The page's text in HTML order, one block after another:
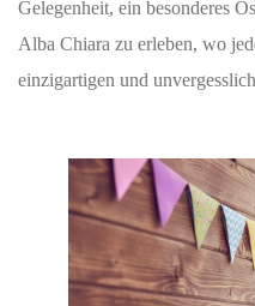
Gelegenheit, ein besonderes
Alba Chiara zu erleben, wo
einzigartigen und